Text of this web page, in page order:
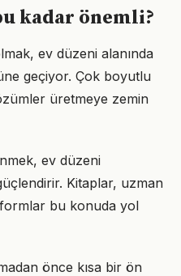
kadar önemli?
ev düzeni alanında
geçiyor. Çok boyutlu
üretmeye zemin
ev düzeni
Kitaplar, uzman
bu konuda yol
önce kısa bir ön